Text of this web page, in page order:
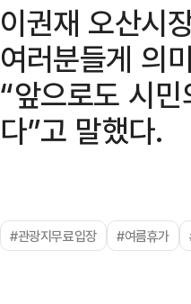
이권재 오산시
여러분들게 의
“앞으로도 시
다”고 말했다.
#관광지무료입장 #여름휴가